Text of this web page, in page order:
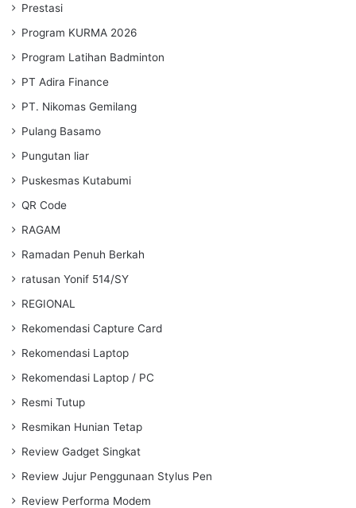
Prestasi
Program KURMA 2026
Program Latihan Badminton
PT Adira Finance
PT. Nikomas Gemilang
Pulang Basamo
Pungutan liar
Puskesmas Kutabumi
QR Code
RAGAM
Ramadan Penuh Berkah
ratusan Yonif 514/SY
REGIONAL
Rekomendasi Capture Card
Rekomendasi Laptop
Rekomendasi Laptop / PC
Resmi Tutup
Resmikan Hunian Tetap
Review Gadget Singkat
Review Jujur Penggunaan Stylus Pen
Review Performa Modem